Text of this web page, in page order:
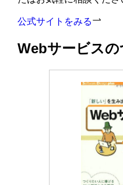
公式サイトをみる
Webサービス